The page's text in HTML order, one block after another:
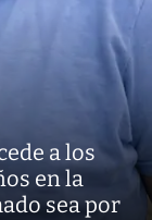
a los
en la
sea por